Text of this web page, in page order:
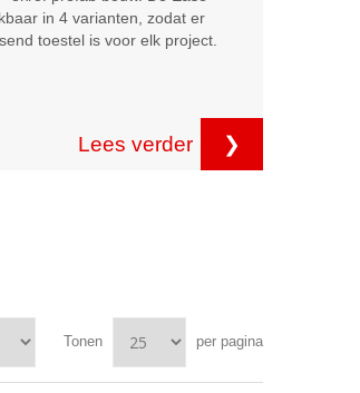
in 4 varianten, zodat er
toestel is voor elk project.
Lees verder ❯
Tonen per pagina